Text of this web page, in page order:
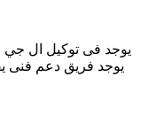
يوجد فى توكيل ال جي